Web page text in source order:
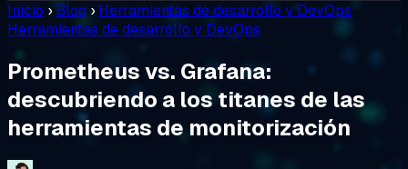
Inicio › Blog › Herramientas de desarrollo y DevOps
Herramientas de desarrollo y DevOps
Prometheus vs. Grafana:
descubriendo a los titanes de las
herramientas de monitorización